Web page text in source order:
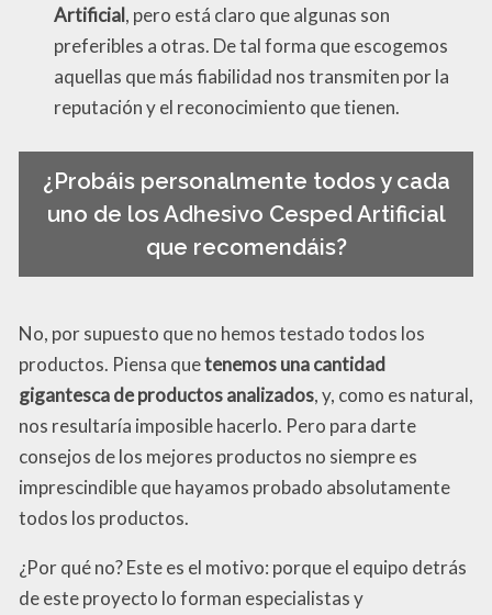
Artificial, pero está claro que algunas son
preferibles a otras. De tal forma que escogemos
aquellas que más fiabilidad nos transmiten por la
reputación y el reconocimiento que tienen.
¿Probáis personalmente todos y cada
uno de los Adhesivo Cesped Artificial
que recomendáis?
No, por supuesto que no hemos testado todos los
productos. Piensa quetenemos una cantidad
gigantesca de productos analizados, y, como es natural,
nos resultaría imposible hacerlo. Pero para darte
consejos de los mejores productos no siempre es
imprescindible que hayamos probado absolutamente
todos los productos.
¿Por qué no? Este es el motivo: porque el equipo detrás
de este proyecto lo forman especialistas y